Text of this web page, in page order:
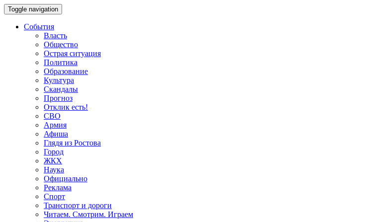
Toggle navigation
События
Власть
Общество
Острая ситуация
Политика
Образование
Культура
Скандалы
Прогноз
Отклик есть!
СВО
Армия
Афиша
Глядя из Ростова
Город
ЖКХ
Наука
Официально
Реклама
Спорт
Транспорт и дороги
Читаем. Смотрим. Играем